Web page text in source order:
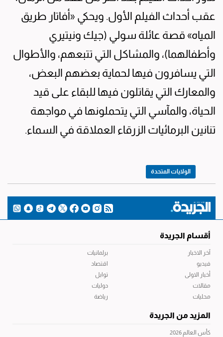
عقب أحداث الفيلم الأول. ويحكي «أفاتار طريق
المياه» قصة عائلة سولي (جيك ونيتيري
وأطفالهما)، والمشاكل التي تتبعهم، والأطوال
التي يسافرون فيها لحماية بعضهم البعض،
والمعارك التي يقاتلون فيها للبقاء على قيد
الحياة، والمآسي التي يتحملونها في مواجهة
تنانين البرمائيات الزرقاء العملاقة في السماء.
الولايات المتحدة
أقسام الجريدة
آخر الاخبار
فيديو
أخبار الاولى
مقالات
محليات
برلمانيات
اقتصاد
توابل
دوليات
رياضة
المزيد من الجريدة
كأس العالم 2026